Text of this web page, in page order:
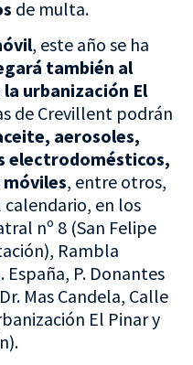
de multa.
, este año se ha
también al
urbanización El
de Crevillent podrán
aerosoles,
electrodomésticos,
, entre otros,
calendario, en los
nº 8 (San Felipe
Rambla
España, P. Donantes
Mas Candela, Calle
El Pinar y